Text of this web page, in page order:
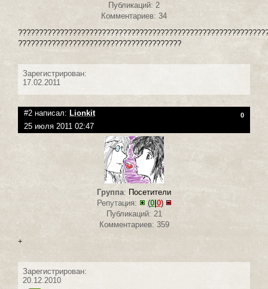
Публикаций: 2
Комментариев: 34
???????????????????????????????????????
Зарегистрирован:
17.02.2011
#2 написал: Lionkit 0
25 июля 2011 02:47
Группа: Посетители
Репутация:
(0| 0)
Публикаций: 21
Комментариев: 359
+
Зарегистрирован:
20.12.2010